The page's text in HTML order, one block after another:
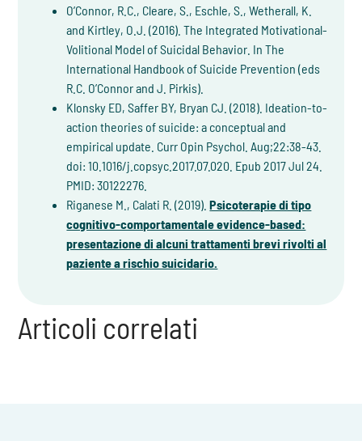
O’Connor, R.C., Cleare, S., Eschle, S., Wetherall, K.
and Kirtley, O.J. (2016). The Integrated Motivational-
Volitional Model of Suicidal Behavior. In The
International Handbook of Suicide Prevention (eds
R.C. O’Connor and J. Pirkis).
Klonsky ED, Saffer BY, Bryan CJ. (2018). Ideation-to-
action theories of suicide: a conceptual and
empirical update. Curr Opin Psychol. Aug;22:38-43.
doi: 10.1016/j.copsyc.2017.07.020. Epub 2017 Jul 24.
PMID: 30122276.
Riganese M., Calati R. (2019).Psicoterapie di tipo
cognitivo-comportamentale evidence-based:
presentazione di alcuni trattamenti brevi rivolti al
paziente a rischio suicidario.
Articoli correlati